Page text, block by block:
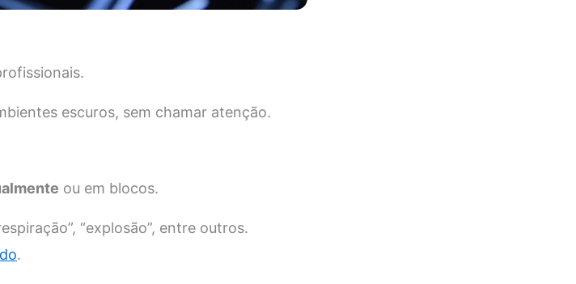
escuros, sem chamar atenção.
ou em blocos.
“explosão”, entre outros.
.